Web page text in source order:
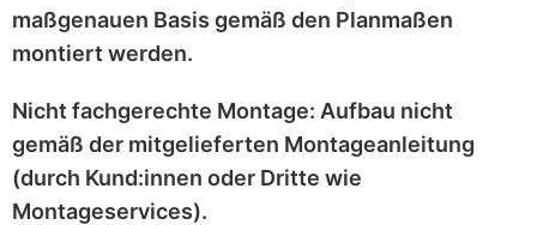
maßgenauen Basis gemäß den Planmaßen
montiert werden.
Nicht fachgerechte Montage: Aufbau nicht
gemäß der mitgelieferten Montageanleitung
(durch Kund:innen oder Dritte wie
Montageservices).